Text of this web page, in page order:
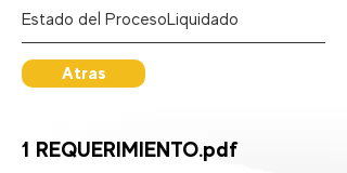
Estado del Proceso:Liquidado
Atras
1 REQUERIMIENTO.pdf